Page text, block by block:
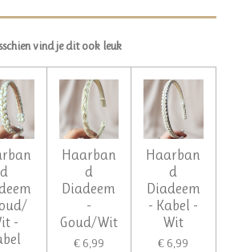
vind je dit ook leuk
d
-
Haarban
d
Diadeem
-
Goud/Wit
€ 6,99
Haarban
d
Diadeem
- Kabel -
Wit
€ 6,99